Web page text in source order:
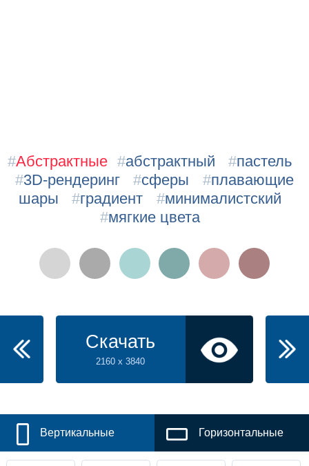
#Абстрактные #абстрактный #пастель
#3D-рендеринг #сферы #плавающие
шары
#градиент #минималистский
#мягкие цвета
Скачать
2160 x 3840
Вертикальные Горизонтальные